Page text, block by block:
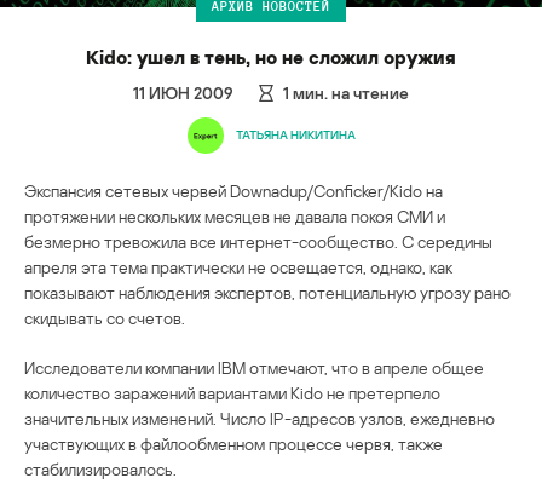
АРХИВ НОВОСТЕЙ
Kido: ушел в тень, но не сложил оружия
11 ИЮН 2009 1 мин. на чтение
ТАТЬЯНА НИКИТИНА
Экспансия сетевых червей Downadup/Conficker/Kido на
протяжении нескольких месяцев не давала покоя СМИ и
безмерно тревожила все интернет-сообщество. С середины
апреля эта тема практически не освещается, однако, как
показывают наблюдения экспертов, потенциальную угрозу рано
скидывать со счетов.
Исследователи компании IBM отмечают, что в апреле общее
количество заражений вариантами Kido не претерпело
значительных изменений. Число IP-адресов узлов, ежедневно
участвующих в файлообменном процессе червя, также
стабилизировалось.